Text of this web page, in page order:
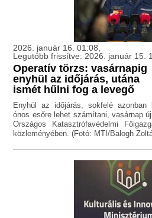
2026. január 16. 01:08,
Legutóbb frissítve: 2026. január 15.
Operatív törzs: vasárnapig
enyhül az időjárás, utána
ismét hűlni fog a levegő
Enyhül az időjárás, sokfelé azonban
ónos esőre lehet számítani, vasárnap
Országos Katasztrófavédelmi
közleményében. (Fotó: MTI/Balogh